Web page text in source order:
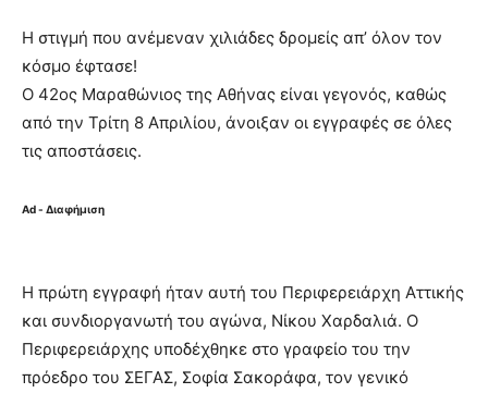
Η στιγμή που ανέμεναν χιλιάδες δρομείς απ’ όλον τον
κόσμο έφτασε!
Ο 42ος Μαραθώνιος της Αθήνας είναι γεγονός, καθώς
από την Τρίτη 8 Απριλίου, άνοιξαν οι εγγραφές σε όλες
τις αποστάσεις.
Ad - Διαφήμιση
Η πρώτη εγγραφή ήταν αυτή του Περιφερειάρχη Αττικής
και συνδιοργανωτή του αγώνα, Νίκου Χαρδαλιά. Ο
Περιφερειάρχης υποδέχθηκε στο γραφείο του την
πρόεδρο του ΣΕΓΑΣ, Σοφία Σακοράφα, τον γενικό